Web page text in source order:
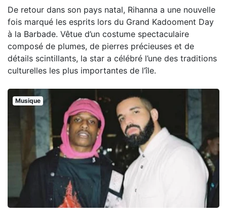
De retour dans son pays natal, Rihanna a une nouvelle
fois marqué les esprits lors du Grand Kadooment Day
à la Barbade. Vêtue d’un costume spectaculaire
composé de plumes, de pierres précieuses et de
détails scintillants, la star a célébré l’une des traditions
culturelles les plus importantes de l’île.
Musique